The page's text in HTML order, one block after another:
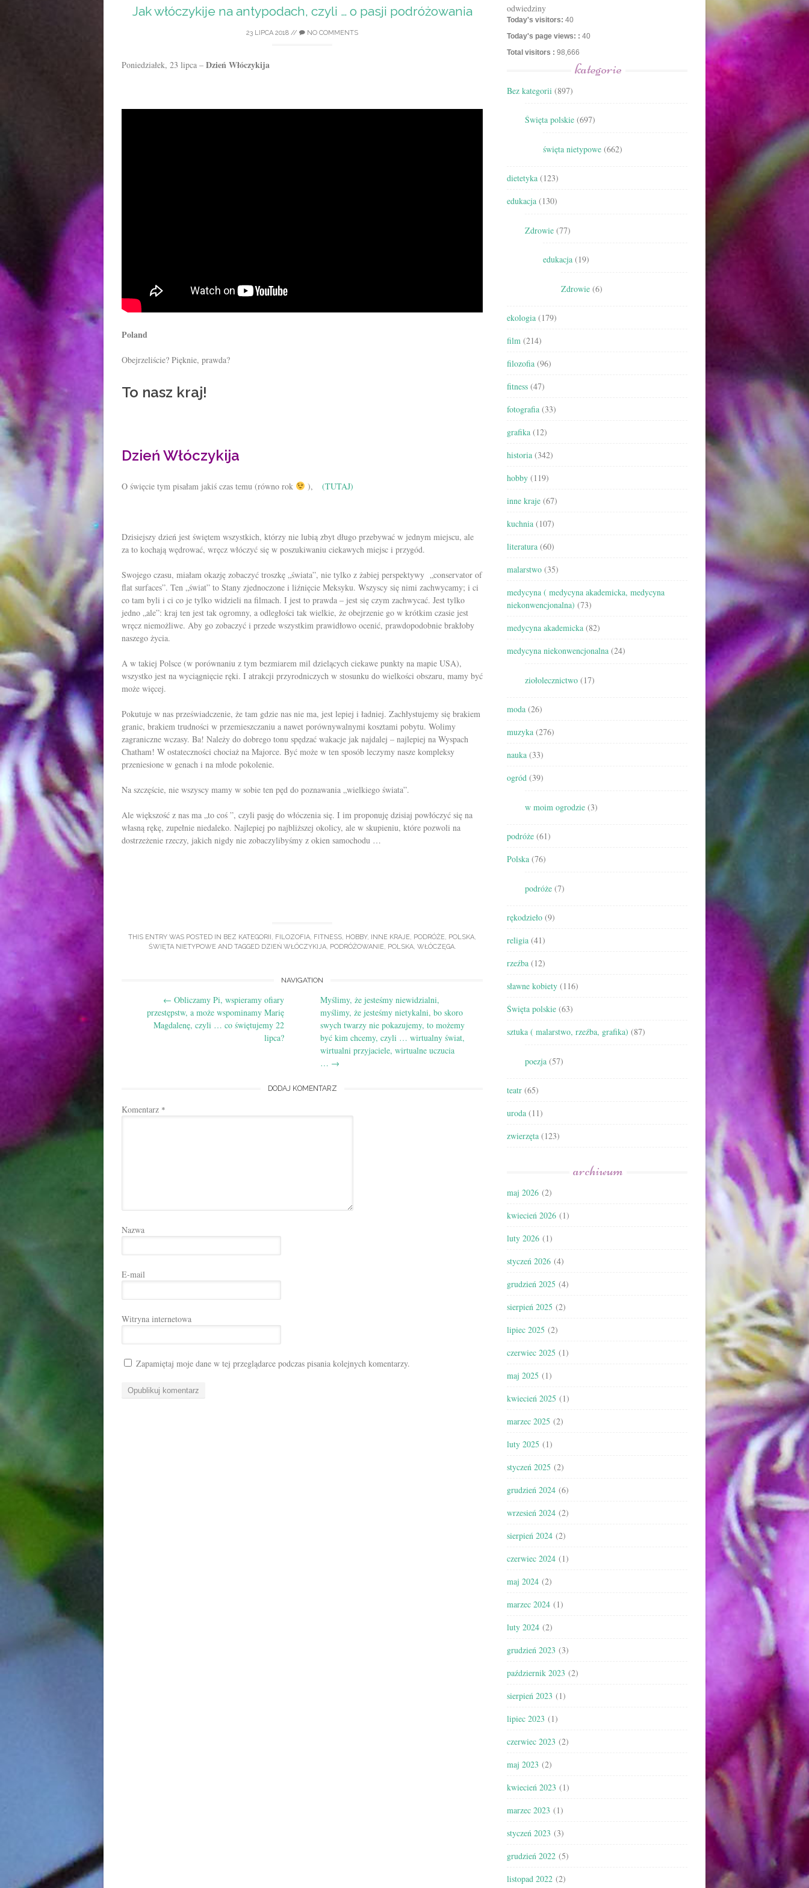
Jak włóczykije na antypodach, czyli … o pasji podróżowania
23 LIPCA 2018 // NO COMMENTS
Poniedziałek, 23 lipca – Dzień Włóczykija
Poland
Obejrzeliście? Pięknie, prawda?
To nasz kraj!
Dzień Włóczykija
O święcie tym pisałam jakiś czas temu (równo rok ), (TUTAJ)
Dzisiejszy dzień jest świętem wszystkich, którzy nie lubią zbyt długo przebywać w jednym miejscu, ale
za to kochają wędrować, wręcz włóczyć się w poszukiwaniu ciekawych miejsc i przygód.
Swojego czasu, miałam okazję zobaczyć troszkę „świata”, nie tylko z żabiej perspektywy „conservator of
flat surfaces”. Ten „świat” to Stany zjednoczone i liźnięcie Meksyku. Wszyscy się nimi zachwycamy; i ci
co tam byli i ci co je tylko widzieli na filmach. I jest to prawda – jest się czym zachwycać. Jest tylko
jedno „ale”: kraj ten jest tak ogromny, a odległości tak wielkie, że obejrzenie go w krótkim czasie jest
wręcz niemożliwe. Aby go zobaczyć i przede wszystkim prawidłowo ocenić, prawdopodobnie brakłoby
naszego życia.
A w takiej Polsce (w porównaniu z tym bezmiarem mil dzielących ciekawe punkty na mapie USA),
wszystko jest na wyciągnięcie ręki. I atrakcji przyrodniczych w stosunku do wielkości obszaru, mamy być
może więcej.
Pokutuje w nas przeświadczenie, że tam gdzie nas nie ma, jest lepiej i ładniej. Zachłystujemy się brakiem
granic, brakiem trudności w przemieszczaniu a nawet porównywalnymi kosztami pobytu. Wolimy
zagraniczne wczasy. Ba! Należy do dobrego tonu spędzać wakacje jak najdalej – najlepiej na Wyspach
Chatham! W ostateczności chociaż na Majorce. Być może w ten sposób leczymy nasze kompleksy
przeniesione w genach i na młode pokolenie.
Na szczęście, nie wszyscy mamy w sobie ten pęd do poznawania „wielkiego świata”.
Ale większość z nas ma „to coś ”, czyli pasję do włóczenia się. I im proponuję dzisiaj powłóczyć się na
własną rękę, zupełnie niedaleko. Najlepiej po najbliższej okolicy, ale w skupieniu, które pozwoli na
dostrzeżenie rzeczy, jakich nigdy nie zobaczylibyśmy z okien samochodu …
THIS ENTRY WAS POSTED IN BEZ KATEGORII FILOZOFIA FITNESS HOBBY, INNE KRAJE PODRÓŻE POLSKA
ŚWIĘTA NIETYPOWEAND TAGGED DZIEŃ WŁÓCZYKIJA, PODRÓŻOWANIE, POLSKA, WŁÓCZĘGA.
navigation
NAVIGATION
← Obliczamy Pi, wspieramy ofiary
przestępstw, a może wspominamy Marię
Magdalenę, czyli … co świętujemy 22
lipca?
Myślimy, że jesteśmy niewidzialni,
myślimy, że jesteśmy nietykalni, bo skoro
swych twarzy nie pokazujemy, to możemy
być kim chcemy, czyli … wirtualny świat,
wirtualni przyjaciele, wirtualne uczucia
… →
DODAJ KOMENTARZ
Komentarz *
Nazwa
E-mail
Witryna internetowa
Zapamiętaj moje dane w tej przeglądarce podczas pisania kolejnych komentarzy.
odwiedziny
Today's visitors: 40
Today's page views: : 40
Total visitors : 98,666
kategorie
Bez kategorii (897)
Święta polskie (697)
święta nietypowe (662)
dietetyka (123)
edukacja (130)
Zdrowie (77)
edukacja (19)
Zdrowie (6)
ekologia (179)
film (214)
filozofia (96)
fitness (47)
fotografia (33)
grafika (12)
historia (342)
hobby (119)
inne kraje (67)
kuchnia (107)
literatura (60)
malarstwo (35)
medycyna ( medycyna akademicka, medycyna
niekonwencjonalna) (73)
medycyna akademicka (82)
medycyna niekonwencjonalna (24)
ziołolecznictwo (17)
moda (26)
muzyka (276)
nauka (33)
ogród (39)
w moim ogrodzie (3)
podróże (61)
Polska (76)
podróże (7)
rękodzieło (9)
religia (41)
rzeźba (12)
sławne kobiety (116)
Święta polskie (63)
sztuka ( malarstwo, rzeźba, grafika) (87)
poezja (57)
teatr (65)
uroda (11)
zwierzęta (123)
archiwum
maj 2026 (2)
kwiecień 2026 (1)
luty 2026 (1)
styczeń 2026 (4)
grudzień 2025 (4)
sierpień 2025 (2)
lipiec 2025 (2)
czerwiec 2025 (1)
maj 2025 (1)
kwiecień 2025 (1)
marzec 2025 (2)
luty 2025 (1)
styczeń 2025 (2)
grudzień 2024 (6)
wrzesień 2024 (2)
sierpień 2024 (2)
czerwiec 2024 (1)
maj 2024 (2)
marzec 2024 (1)
luty 2024 (2)
grudzień 2023 (3)
październik 2023 (2)
sierpień 2023 (1)
lipiec 2023 (1)
czerwiec 2023 (2)
maj 2023 (2)
kwiecień 2023 (1)
marzec 2023 (1)
styczeń 2023 (3)
grudzień 2022 (5)
listopad 2022 (2)